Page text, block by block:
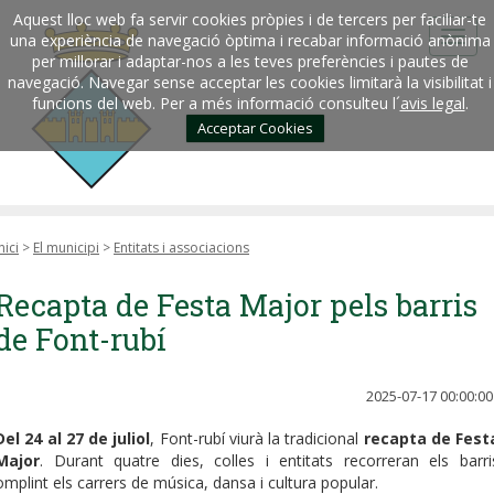
Aquest lloc web fa servir cookies pròpies i de tercers per faciliar-te
una experiència de navegació òptima i recabar informació anònima
per millorar i adaptar-nos a les teves preferències i pautes de
navegació. Navegar sense acceptar les cookies limitarà la visibilitat i
funcions del web. Per a més informació consulteu l´avis legal.
Acceptar Cookies
> El municipi > Entitats i associacions
de Festa Major pels barris
Font-rubí
2025-07-17 00:00:00
24 al 27 de juliol, Font-rubí viurà la tradicional recapta de
. Durant quatre dies, colles i entitats recorreran els
els carrers de música, dansa i cultura popular.